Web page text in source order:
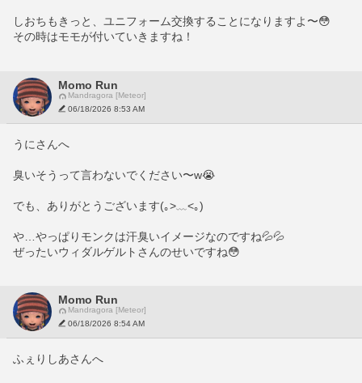
しおちもきっと、ユニフォーム交換することになりますよ〜😳
その時はモモが付いていきますね！
Momo Run
Mandragora [Meteor]
06/18/2026 8:53 AM
うにさんへ
臭いそうって言わないでください〜w😭
でも、ありがとうございます(｡>﹏<｡)
や…やっぱりモンクは汗臭いイメージなのですね💦💦
ぜったいウィダルゲルトさんのせいですね😳
Momo Run
Mandragora [Meteor]
06/18/2026 8:54 AM
ふぇりしあさんへ